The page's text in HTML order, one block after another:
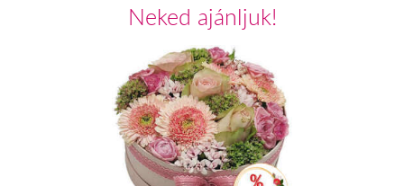
Neked ajánljuk!